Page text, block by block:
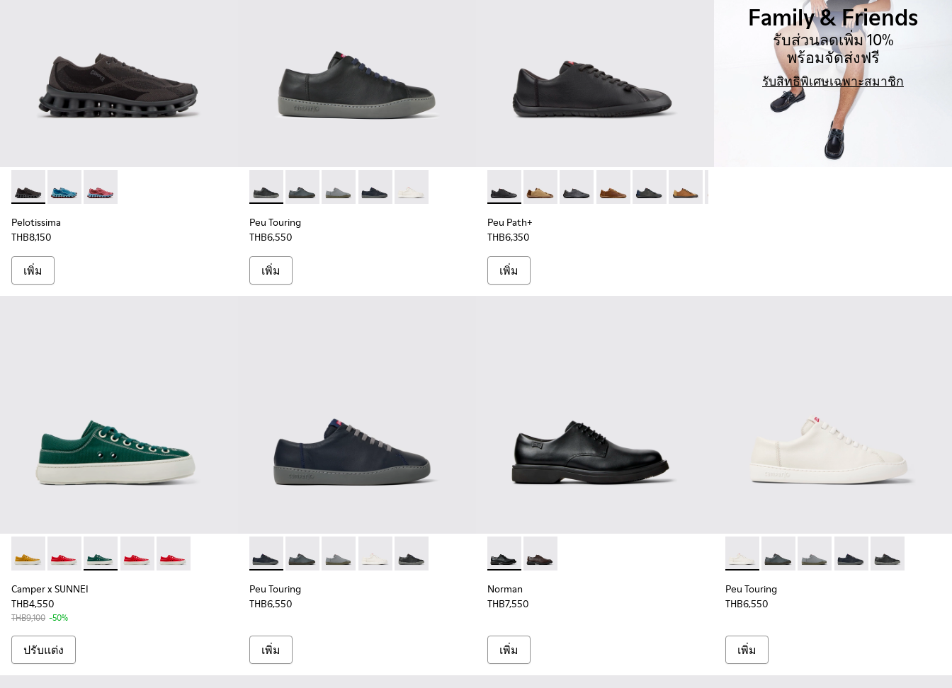
Pelotissima - K101109-006 - รองเท้าผ้าใบวัสดุรีไซเคิลสีดําสําหรับผู้ชาย
Pelotissima - K101109-011 - รองเท้าผ้าใบวัสดุรีไซเคิลสีน้ําเงินสําหรับผู้ชาย
Pelotissima - K101109-010 - รองเท้าผ้าใบวัสดุรีไซเคิลสีเบอร์กันดีสําหรับผู้ชาย
Pelotissima
THB8,150
เพิ่ม
Peu Touring - K100479-001 - รองเท้าผ้าใบหนังสีดําสําหรับผู้ชาย
Peu Touring - K100479-058
Peu Touring - K100479-056
Peu Touring - K100479-051 - รองเท้าผ้าใบหนังสีน้ําเงินสําหรับผู้ชาย
Peu Touring - K100479-045 - รองเท้าผ้าใบหนังสีขาวสําหรับผู้ชาย
Peu Touring
THB6,550
เพิ่ม
Peu Path+ - K101114-002 - รองเท้าหนังสีดําสําหรับผู้ชาย
Peu Path+ - K101114-014
Peu Path+ - K101114-013
Peu Path+ - K101114-010 - รองเท้าหนังสีน้ําตาลสําหรับผู้ชาย
Peu Path+ - K101114-009
Peu Path+ - K101114-008
Peu Path+ - K101114-007 - รองเท้าหนังสีน้ําตาล
Peu Path+
THB6,350
เพิ่ม
Family & Friends
รับส่วนลดเพิ่ม 10%
พร้อมจัดส่งฟรี
รับสิทธิพิเศษเฉพาะสมาชิก
Camper x SUNNEI - K100996-999-S022 - รองเท้าผ้ายูนิเซ็กส์
Camper x SUNNEI - K100996-999-S055 - รองเท้าผ้ายูนิเซ็กส์
Camper x SUNNEI - K100996-999-S033 - รองเท้าผ้ายูนิเซ็กส์
Camper x SUNNEI - K100996-999-S011 - รองเท้าผ้ายูนิเซ็กส์
Camper x SUNNEI - K100996-999-S044 - รองเท้าผ้ายูนิเซ็กส์
Camper x SUNNEI
THB4,550
THB9,100 -50%
ปรับแต่ง
Peu Touring - K100479-051 - รองเท้าผ้าใบหนังสีน้ําเงินสําหรับผู้ชาย
Peu Touring - K100479-058
Peu Touring - K100479-056
Peu Touring - K100479-045 - รองเท้าผ้าใบหนังสีขาวสําหรับผู้ชาย
Peu Touring - K100479-001 - รองเท้าผ้าใบหนังสีดําสําหรับผู้ชาย
Peu Touring
THB6,550
เพิ่ม
Norman - K100998-001 - รองเท้าหนังสีดําสําหรับผู้ชาย
Norman - K100998-002
Norman
THB7,550
เพิ่ม
Peu Touring - K100479-045 - รองเท้าผ้าใบ
Peu Touring - K100479-058
Peu Touring - K100479-056
Peu Touring -Peu Touring -
Peu Touring
THB6,550
เพิ่ม